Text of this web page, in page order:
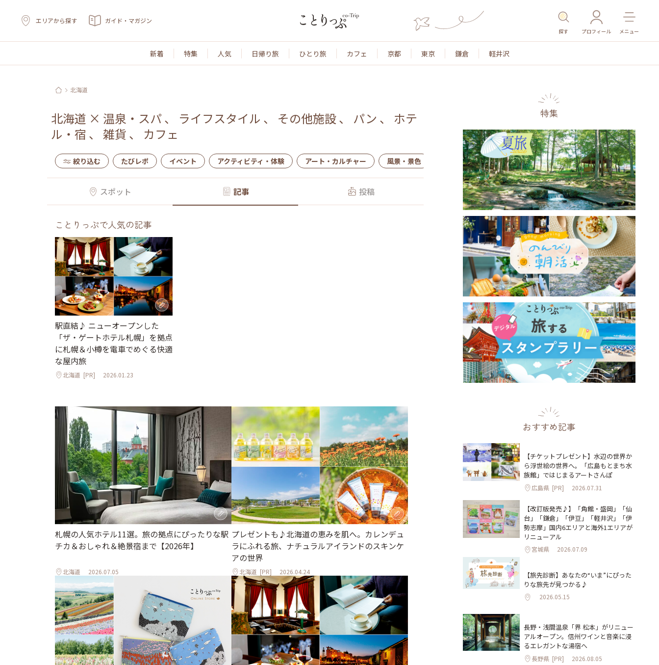
エリアから探す ガイド・マガジン
探す プロフィール メニュー
新着 特集 人気 日帰り旅 ひとり旅 カフェ 京都 東京 鎌倉 軽井沢
北海道
北海道 × 温泉・スパ 、 ライフスタイル 、 その他施設、 パン 、 ホテ
ル・宿 、 雑貨 、 カフェ
絞り込む たびレポ イベント アクティビティ・体験 アート・カルチャー 風景・景色 名所・旧跡 温泉・スパ その他施設 ごはん
スポット 記事 投稿
ことりっぷで人気の記事
駅直結♪ ニューオープンした
「ザ・ゲートホテル札幌」を拠点
に札幌＆小樽を電車でめぐる快適
な屋内旅
北海道 [PR] 2026.01.23
札幌の人気ホテル11選。旅の拠点にぴったりな駅
チカ＆おしゃれ＆絶景宿まで【2026年】
北海道 2026.07.05
プレゼントも♪北海道の恵みを肌へ。カレンデュ
ラにふれる旅、ナチュラルアイランドのスキンケ
アの世界
北海道 [PR] 2026.04.24
特集
おすすめ記事
【チケットプレゼント】水辺の世界か
ら浮世絵の世界へ。「広島もとまち水
族館」ではじまるアートさんぽ
広島県 [PR] 2026.07.31
【改訂版発売♪】「角館・盛岡」「仙
台」「鎌倉」「伊豆」「軽井沢」「伊
勢志摩」国内6エリアと海外1エリアが
リニューアル
宮城県 2026.07.09
【旅先診断】あなたの“いま”にぴった
りな旅先が見つかる♪
2026.05.15
長野・浅間温泉「界 松本」がリニュー
アルオープン。信州ワインと音楽に浸
るエレガントな湯宿へ
長野県 [PR] 2026.08.05